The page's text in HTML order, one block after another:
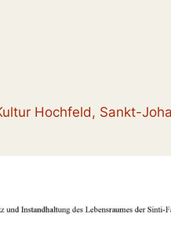
Hochfeld, Sankt-